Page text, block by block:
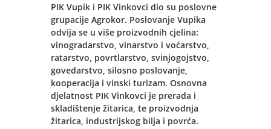
talentirani Boris koji je za vrijeme
dodiplomskog studija proveo sedam
mjeseci na stručnoj praksi u Slovačkoj
radeći na algoritmu Makarena.
Čestitamo i Zvonimiru, i njegovom
CroKvizu! Na prošlotjednoj
najprodavanijoj iPhone aplikaciji,
odnosno na zaraznoj igrici o poznavanju
Hrvatske.
PIK Vupik i PIK Vinkovci dio su poslovne
grupacije Agrokor. Poslovanje Vupika
odvija se u više proizvodnih cjelina:
vinogradarstvo, vinarstvo i voćarstvo,
ratarstvo, povrtlarstvo, svinjogojstvo,
govedarstvo, silosno poslovanje,
kooperacija i vinski turizam. Osnovna
djelatnost PIK Vinkovci je prerada i
skladištenje žitarica, te proizvodnja
žitarica, industrijskog bilja i povrća.